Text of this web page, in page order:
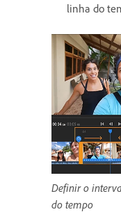
linha do
Definir o
do tempo